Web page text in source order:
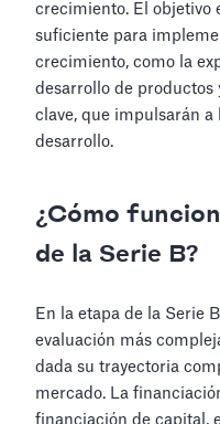
crecimiento. El objetivo
suficiente para
crecimiento, como la
desarrollo de productos
clave, que impulsarán
desarrollo.
¿Cómo
de la Serie B?
En la etapa de la Serie
evaluación más
dada su trayectoria
mercado. La
financiación de capital,